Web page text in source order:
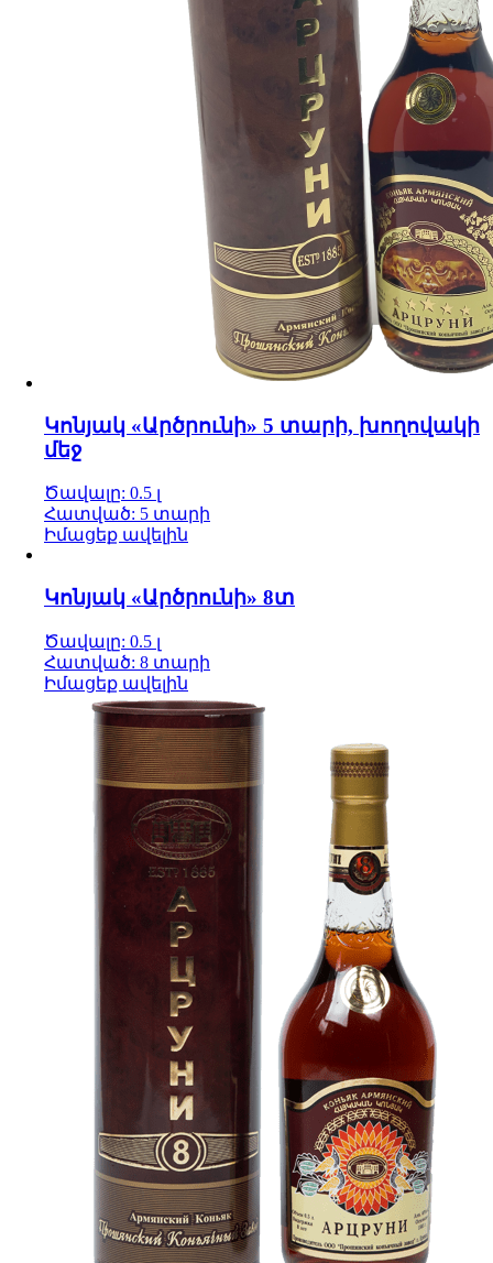
Կոնյակ «Արծրունի» 5 տարի, խողովակի
մեջ
Ծավալը: 0.5 լ
Հատված: 5 տարի
Իմացեք ավելին
Կոնյակ «Արծրունի» 8տ
Ծավալը: 0.5 լ
Հատված: 8 տարի
Իմացեք ավելին